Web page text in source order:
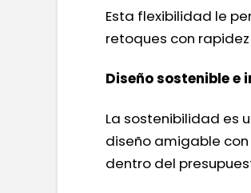
Esta flexibilidad le
retoques con
Diseño sostenible e
La sostenibilidad es
diseño amigable
dentro del